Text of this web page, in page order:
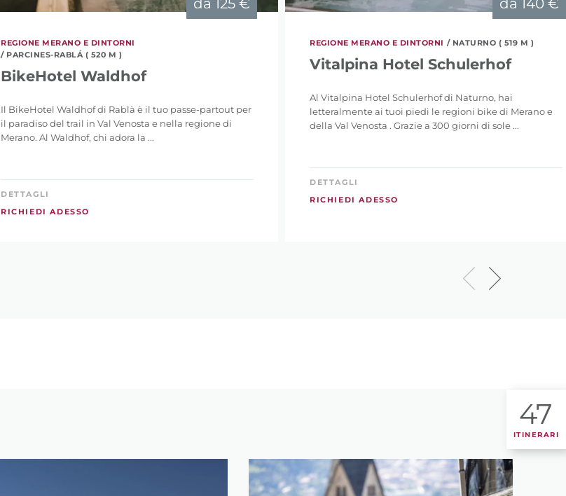
da 125 €
REGIONE MERANO E DINTORNI
/ PARCINES-RABLÁ ( 520 M )
BikeHotel Waldhof
Il BikeHotel Waldhof di Rablà è il tuo passe-partout per
il paradiso del trail in Val Venosta e nella regione di
Merano. Al Waldhof, chi adora la ...
DETTAGLI
RICHIEDI ADESSO
da 140 €
REGIONE MERANO E DINTORNI / NATURNO ( 519 M )
Vitalpina Hotel Schulerhof
Al Vitalpina Hotel Schulerhof di Naturno, hai
letteralmente ai tuoi piedi le regioni bike di Merano e
della Val Venosta . Grazie a 300 giorni di sole ...
DETTAGLI
RICHIEDI ADESSO
47
ITINERARI